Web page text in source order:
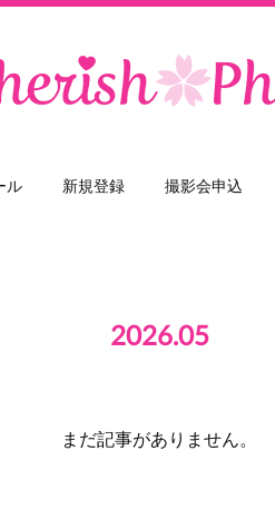
ル 新規登録 撮影会申込
2026.05
まだ記事がありません。